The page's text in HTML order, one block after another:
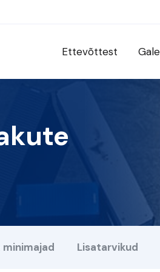
Ettevõttest
minimajad Lisatarvikud